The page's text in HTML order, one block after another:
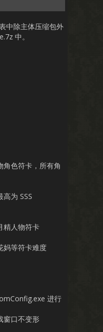
中除主体压缩包外
中。
角色符卡，所有角
为 SSS
精人物符卡
妈等符卡难度
进行
窗口不变形